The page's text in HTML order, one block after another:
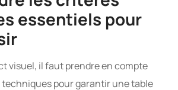
essentiels pour
visuel, il faut prendre en compte
pour garantir une table